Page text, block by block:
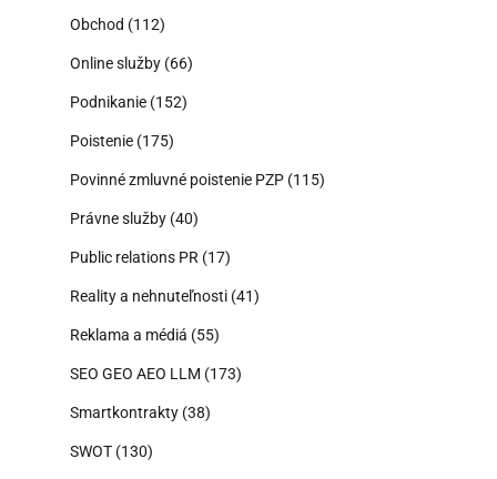
Obchod (112)
Online služby (66)
Podnikanie (152)
Poistenie (175)
Povinné zmluvné poistenie PZP (115)
Právne služby (40)
Public relations PR (17)
Reality a nehnuteľnosti (41)
Reklama a médiá (55)
SEO GEO AEO LLM (173)
Smartkontrakty (38)
SWOT (130)